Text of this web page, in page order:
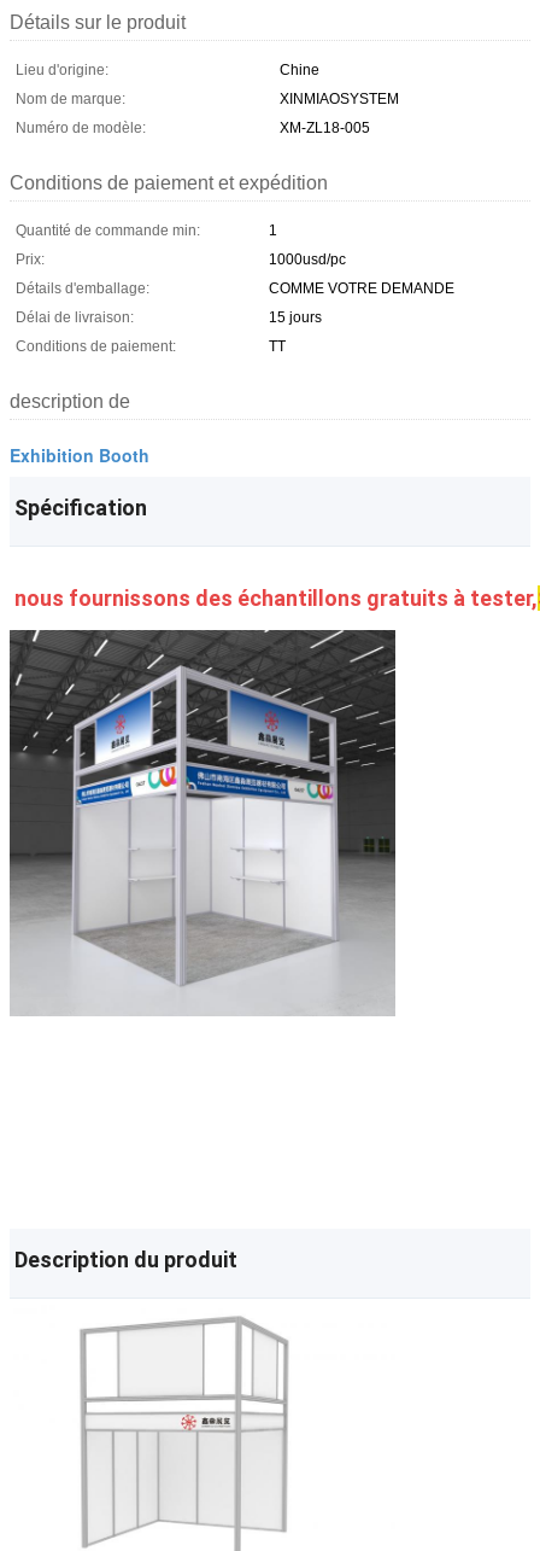
Détails sur le produit
Lieu d'origine:
Chine
Nom de marque:
XINMIAOSYSTEM
Numéro de modèle:
XM-ZL18-005
Conditions de paiement et expédition
Quantité de commande min:
1
Prix:
1000usd/pc
Détails d'emballage:
COMME VOTRE DEMANDE
Délai de livraison:
15 jours
Conditions de paiement:
TT
description de
Exhibition Booth
Spécification
nous fournissons des échantillons gratuits à tester,
Description du produit